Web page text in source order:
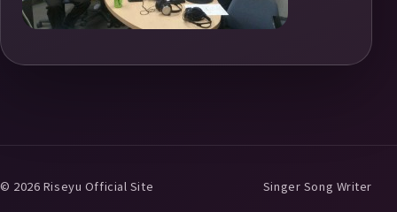
© 2026 Riseyu Official Site Singer Song Writer